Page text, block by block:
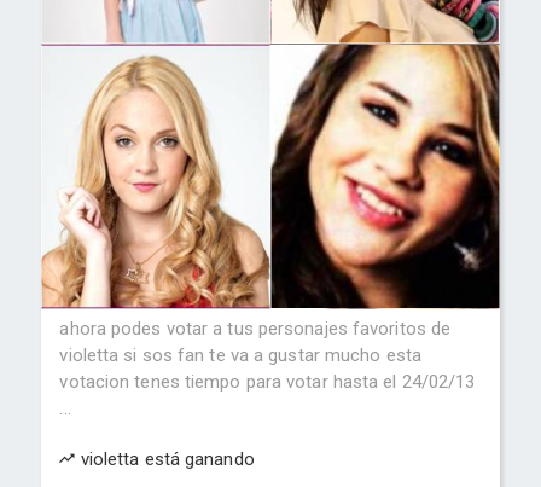
ahora podes votar a tus personajes favoritos de
violetta si sos fan te va a gustar mucho esta
votacion tenes tiempo para votar hasta el 24/02/13
...
violetta está ganando